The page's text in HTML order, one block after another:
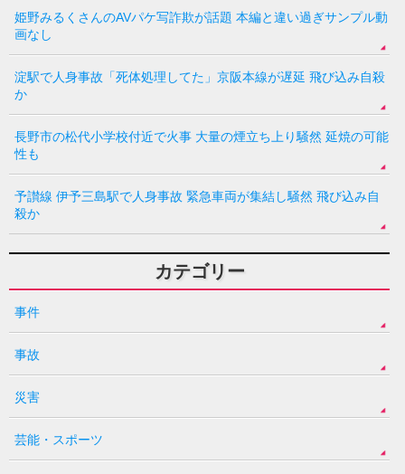
姫野みるくさんのAVパケ写詐欺が話題 本編と違い過ぎサンプル動
画なし
淀駅で人身事故「死体処理してた」京阪本線が遅延 飛び込み自殺
か
長野市の松代小学校付近で火事 大量の煙立ち上り騒然 延焼の可能
性も
予讃線 伊予三島駅で人身事故 緊急車両が集結し騒然 飛び込み自
殺か
カテゴリー
事件
事故
災害
芸能・スポーツ